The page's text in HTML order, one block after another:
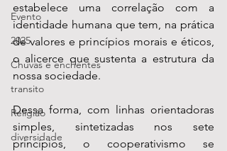
Evento
2025
Chuvas e enchentes
transito
Religião
diversidade
estabelece uma correlação com a
identidade humana que tem, na prática
de valores e princípios morais e éticos,
o alicerce que sustenta a estrutura da
nossa sociedade.
Dessa forma, com linhas orientadoras
simples, sintetizadas nos sete
princípios, o cooperativismo se